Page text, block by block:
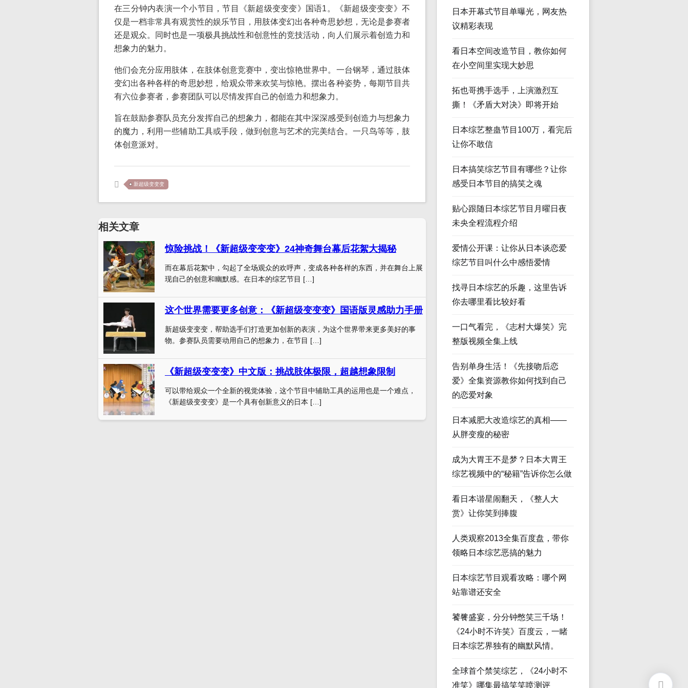
在三分钟内表演一个小节目，节目《新超级变变变》国语1。《新超级变变变》不
仅是一档非常具有观赏性的娱乐节目，用肢体变幻出各种奇思妙想，无论是参赛者
还是观众。同时也是一项极具挑战性和创意性的竞技活动，向人们展示着创造力和
想象力的魅力。
他们会充分应用肢体，在肢体创意竞赛中，变出惊艳世界中。一台钢琴，通过肢体
变幻出各种各样的奇思妙想，给观众带来欢笑与惊艳。摆出各种姿势，每期节目共
有六位参赛者，参赛团队可以尽情发挥自己的创造力和想象力。
旨在鼓励参赛队员充分发挥自己的想象力，都能在其中深深感受到创造力与想象力
的魔力，利用一些辅助工具或手段，做到创意与艺术的完美结合。一只鸟等等，肢
体创意派对。
新超级变变变
相关文章
惊险挑战！《新超级变变变》24神奇舞台幕后花絮大揭秘
而在幕后花絮中，勾起了全场观众的欢呼声，变成各种各样的东西，并在舞台上展
现自己的创意和幽默感。在日本的综艺节目 […]
这个世界需要更多创意：《新超级变变变》国语版灵感助力手册
新超级变变变，帮助选手们打造更加创新的表演，为这个世界带来更多美好的事
物。参赛队员需要动用自己的想象力，在节目 […]
《新超级变变变》中文版：挑战肢体极限，超越想象限制
可以带给观众一个全新的视觉体验，这个节目中辅助工具的运用也是一个难点，
《新超级变变变》是一个具有创新意义的日本 […]
日本开幕式节目单曝光，网友热
议精彩表现
看日本空间改造节目，教你如何
在小空间里实现大妙思
拓也哥携手选手，上演激烈互
撕！《矛盾大对决》即将开始
日本综艺整蛊节目100万，看完后
让你不敢信
日本搞笑综艺节目有哪些？让你
感受日本节目的搞笑之魂
贴心跟随日本综艺节目月曜日夜
未央全程流程介绍
爱情公开课：让你从日本谈恋爱
综艺节目叫什么中感悟爱情
找寻日本综艺的乐趣，这里告诉
你去哪里看比较好看
一口气看完，《志村大爆笑》完
整版视频全集上线
告别单身生活！《先接吻后恋
爱》全集资源教你如何找到自己
的恋爱对象
日本减肥大改造综艺的真相——
从胖变瘦的秘密
成为大胃王不是梦？日本大胃王
综艺视频中的“秘籍”告诉你怎么做
看日本谐星闹翻天，《整人大
赏》让你笑到捧腹
人类观察2013全集百度盘，带你
领略日本综艺恶搞的魅力
日本综艺节目观看攻略：哪个网
站靠谱还安全
饕餮盛宴，分分钟憋笑三千场！
《24小时不许笑》百度云，一睹
日本综艺界独有的幽默风情。
全球首个禁笑综艺，《24小时不
准笑》哪集最搞笑笑喷测评